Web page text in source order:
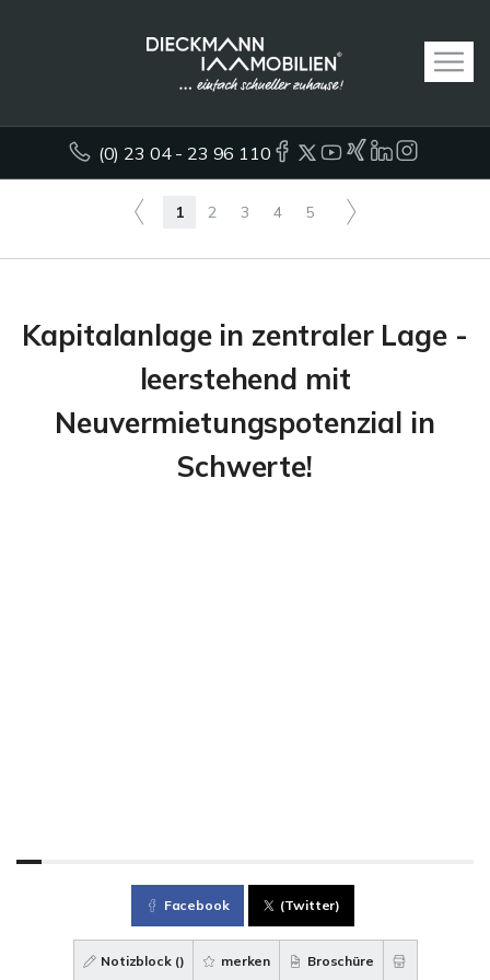
(0) 23 04 - 23 96 110
1 2 3 4 5
Kapitalanlage in zentraler Lage -
leerstehend mit
Neuvermietungspotenzial in
Schwerte!
Facebook (Twitter)
Notizblock () merken Broschüre